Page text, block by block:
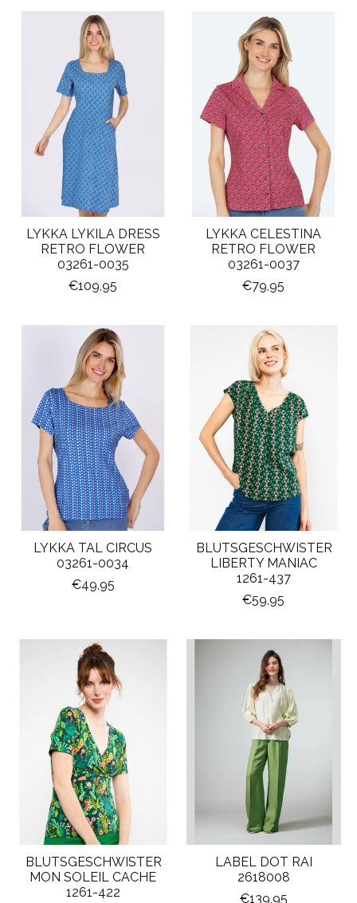
LYKKA LYKILA DRESS
RETRO FLOWER
03261-0035
€109,95
LYKKA CELESTINA
RETRO FLOWER
03261-0037
€79,95
LYKKA TAL CIRCUS
03261-0034
€49,95
BLUTSGESCHWISTER
LIBERTY MANIAC
1261-437
€59,95
BLUTSGESCHWISTER
MON SOLEIL CACHE
1261-422
LABEL DOT RAI
2618008
€139,95